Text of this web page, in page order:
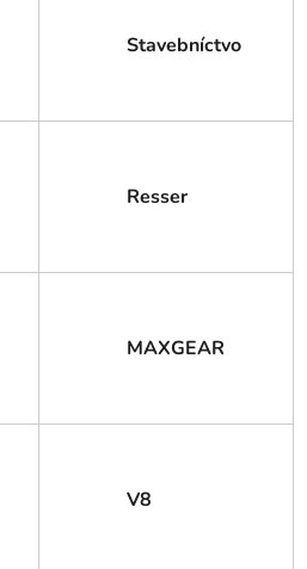
Stavebníctvo
Resser
MAXGEAR
V8